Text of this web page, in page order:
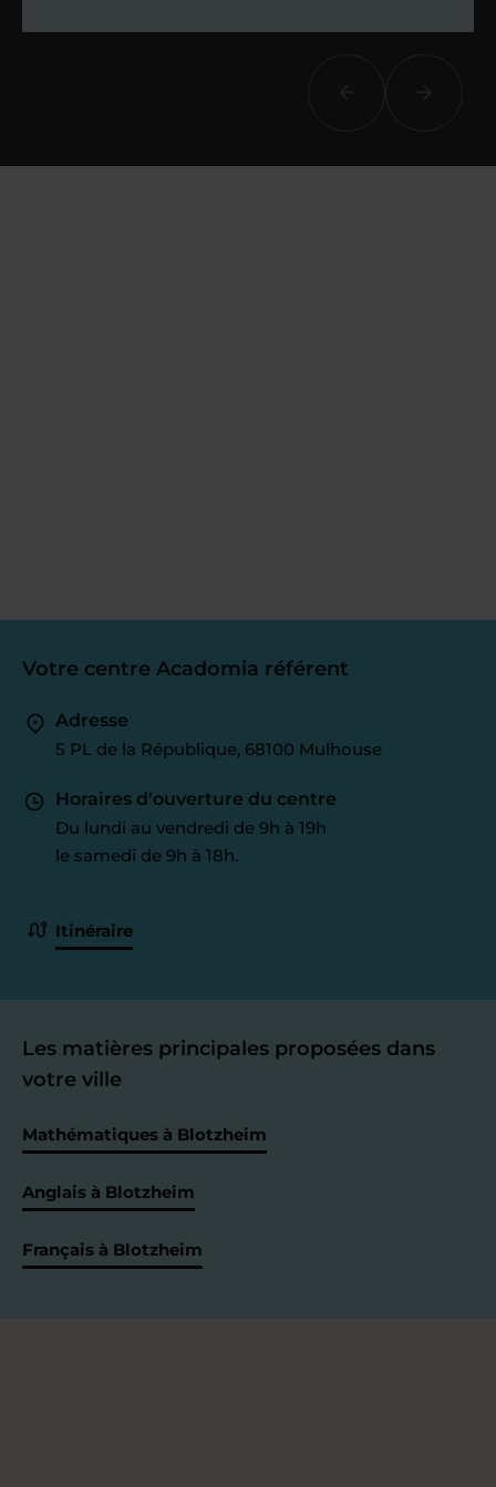
Votre centre Acadomia référent
Adresse
5 PL de la République, 68100 Mulhouse
Horaires d'ouverture du centre
Du lundi au vendredi de 9h à 19h
le samedi de 9h à 18h.
Itinéraire
Les matières principales proposées dans
votre ville
Mathématiques à Blotzheim
Anglais à Blotzheim
Français à Blotzheim